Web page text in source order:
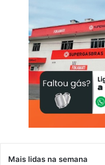
Mais lidas na semana